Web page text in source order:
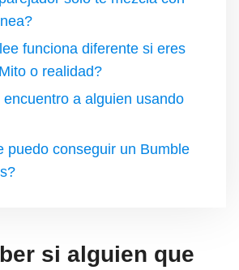
funciona diferente si eres
o realidad?
encuentro a alguien usando
puedo conseguir un Bumble
si alguien que